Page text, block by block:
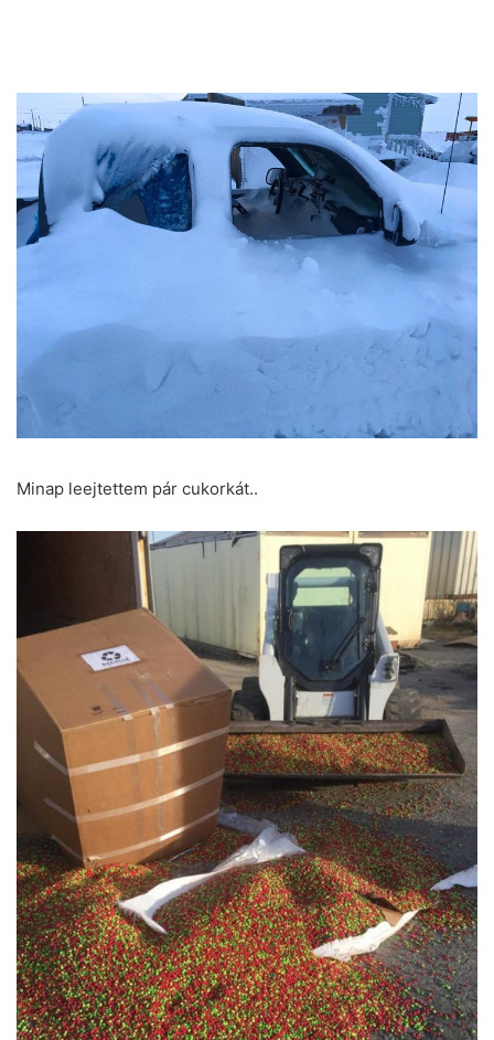
Minap leejtettem pár cukorkát..